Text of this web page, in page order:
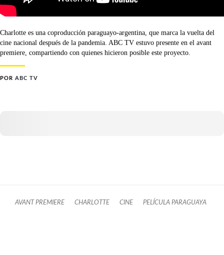
Charlotte es una coproducción paraguayo-argentina, que marca la vuelta del
cine nacional después de la pandemia. ABC TV estuvo presente en el avant
premiere, compartiendo con quienes hicieron posible este proyecto.
POR ABC TV
AVANT PREMIERE CHARLOTTE CINE PELÍCULA PARAGUAYA